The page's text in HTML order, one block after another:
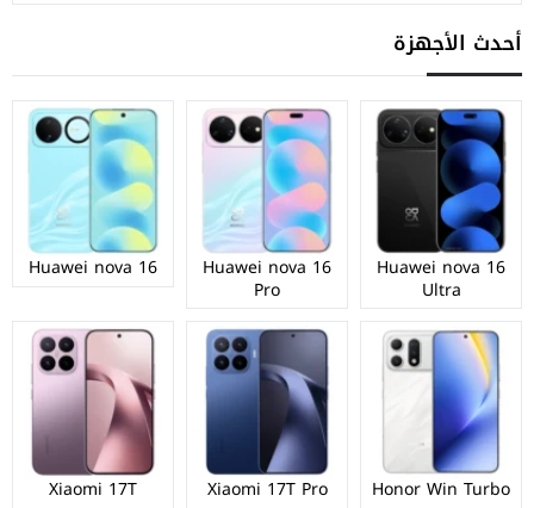
أحدث الأجهزة
Huawei nova 16
Ultra
Huawei nova 16
Pro
Huawei nova 16
Honor Win Turbo
Xiaomi 17T Pro
Xiaomi 17T